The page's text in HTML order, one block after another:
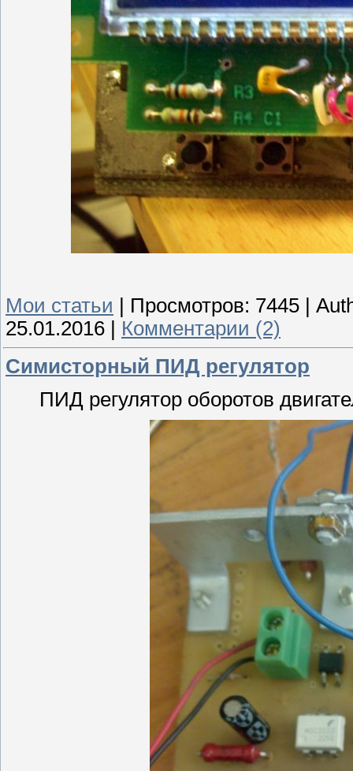
Мои статьи Просмотров: 7445
25.01.2016
Комментарии (2)
Симисторный ПИД регулятор
ПИД регулятор оборотов